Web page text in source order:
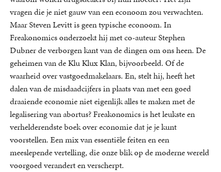
vragen die je niet gauw van een econoom zou verwachten.
Maar Steven Levitt is geen typische econoom. In
Freakonomics onderzoekt hij met co-auteur Stephen
Dubner de verborgen kant van de dingen om ons heen. De
geheimen van de Klu Klux Klan, bijvoorbeeld. Of de
waarheid over vastgoedmakelaars. En, stelt hij, heeft het
dalen van de misdaadcijfers in plaats van met een goed
draaiende economie niet eigenlijk alles te maken met de
legalisering van abortus? Freakonomics is het leukste en
verhelderendste boek over economie dat je je kunt
voorstellen. Een mix van essentiële feiten en een
meeslepende vertelling, die onze blik op de moderne wereld
voorgoed verandert en verscherpt.